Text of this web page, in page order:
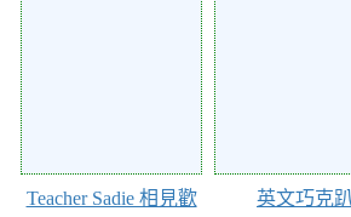
Teacher Sadie 相見歡 英文巧克趴